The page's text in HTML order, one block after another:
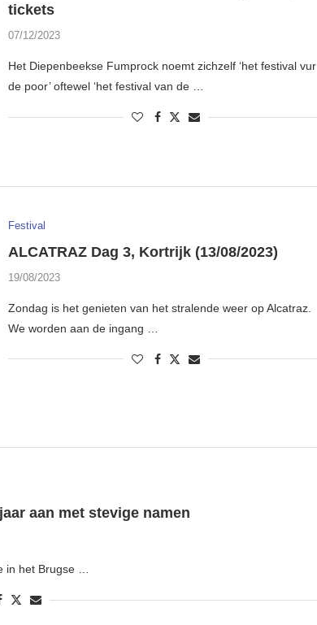
tickets
07/12/2023
Het Diepenbeekse Fumprock noemt zichzelf ‘het festival vur
de poor’ oftewel ‘het festival van de …
Festival
ALCATRAZ Dag 3, Kortrijk (13/08/2023)
19/08/2023
Zondag is het genieten van het stralende weer op Alcatraz.
We worden aan de ingang …
aan met stevige namen
in het Brugse …